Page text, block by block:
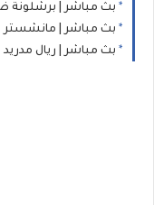
بث مباشر | برشلونة
بث مباشر | مانشستر
بث مباشر | ريال مدريد ضد برشلونة